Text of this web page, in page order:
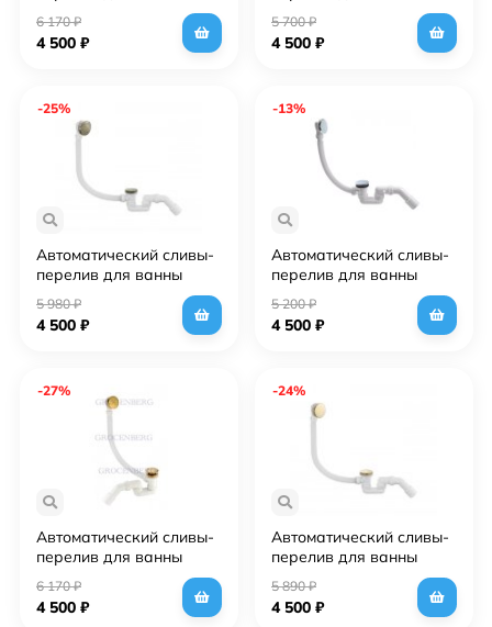
Grocenberg GB230BG
Графит
6 170₽
4 500 ₽
Grocenberg GB230BL
Чёрный матовый
5 700₽
4 500 ₽
-25%
Автоматический сливы-
перелив для ванны
Grocenberg GB230BR
Бронза
5 980₽
4 500 ₽
-13%
Автоматический сливы-
перелив для ванны
Grocenberg GB230CR
Хром
5 200₽
4 500 ₽
-27%
Автоматический сливы-
перелив для ванны
Grocenberg GB230GL
золотой
брашированный
6 170₽
4 500 ₽
-24%
Автоматический сливы-
перелив для ванны
Grocenberg GB230GO
Золото
5 890₽
4 500 ₽